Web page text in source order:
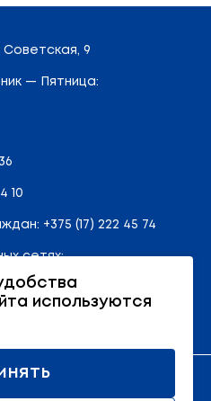
Советская, 9
— Пятница:
10
+375 (17) 222 45 74
сетях:
используются